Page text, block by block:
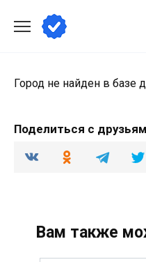
содержанию
Город не найден в базе
Поделиться с
Вам также